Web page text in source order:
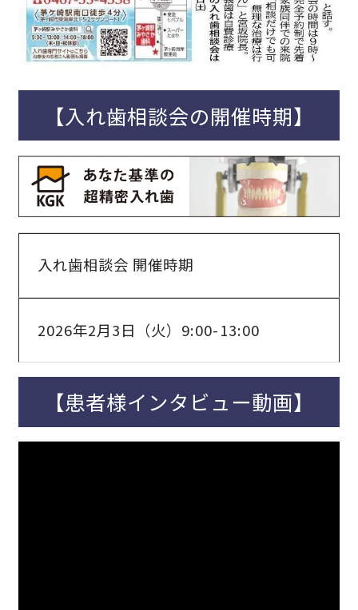
【入れ歯相談会の開催時期】
入れ歯相談会 開催時期
2026年2月3日（火）9:00-13:00
【患者様インタビュー動画】